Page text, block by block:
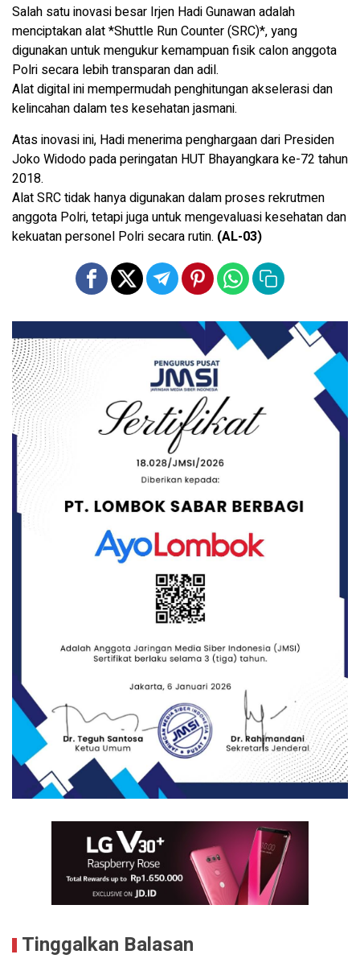
Salah satu inovasi besar Irjen Hadi Gunawan adalah
menciptakan alat *Shuttle Run Counter (SRC)*, yang
digunakan untuk mengukur kemampuan fisik calon anggota
Polri secara lebih transparan dan adil.
Alat digital ini mempermudah penghitungan akselerasi dan
kelincahan dalam tes kesehatan jasmani.
Atas inovasi ini, Hadi menerima penghargaan dari Presiden
Joko Widodo pada peringatan HUT Bhayangkara ke-72 tahun
2018.
Alat SRC tidak hanya digunakan dalam proses rekrutmen
anggota Polri, tetapi juga untuk mengevaluasi kesehatan dan
kekuatan personel Polri secara rutin. (AL-03)
Tinggalkan Balasan